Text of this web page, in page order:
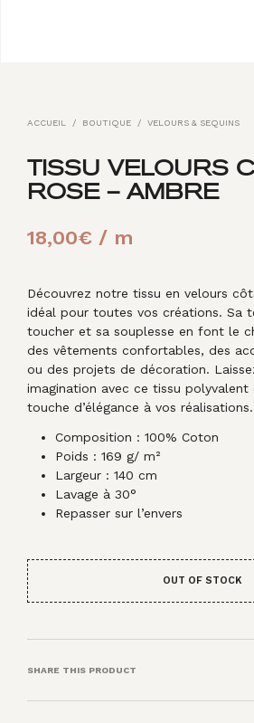
ACCUEIL / BOUTIQUE / VELOURS & SEQUINS
TISSU VELOURS
ROSE – AMBRE
18,00€ / m
Découvrez notre tissu en velours
idéal pour toutes vos créations. Sa
toucher et sa souplesse en font le
des vêtements confortables, des
ou des projets de décoration.
imagination avec ce tissu polyvalent
touche d’élégance à vos réalisations.
Composition : 100% Coton
Poids : 169 g/ m²
Largeur : 140 cm
Lavage à 30°
Repasser sur l’envers
OUT OF STOCK
SHARE THIS PRODUCT